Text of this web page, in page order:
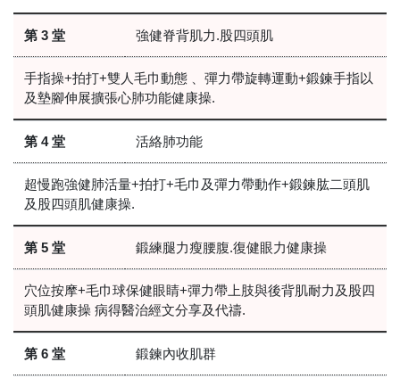
第 3 堂 強健脊背肌力.股四頭肌
手指操+拍打+雙人毛巾動態 、彈力帶旋轉運動+鍛鍊手指以
及墊腳伸展擴張心肺功能健康操.
第 4 堂 活絡肺功能
超慢跑強健肺活量+拍打+毛巾及彈力帶動作+鍛鍊肱二頭肌
及股四頭肌健康操.
第 5 堂 鍛練腿力瘦腰腹.復健眼力健康操
穴位按摩+毛巾球保健眼睛+彈力帶上肢與後背肌耐力及股四
頭肌健康操 病得醫治經文分享及代禱.
第 6 堂 鍛鍊內收肌群